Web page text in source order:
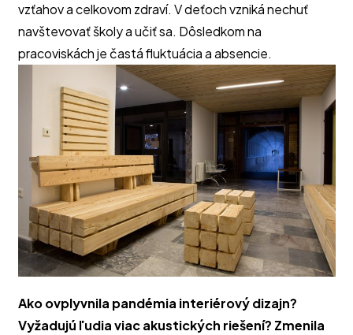
vzťahov a celkovom zdraví. V deťoch vzniká nechuť
navštevovať školy a učiť sa. Dôsledkom na
pracoviskách je častá fluktuácia a absencie.
Ako ovplyvnila pandémia interiérový dizajn?
Vyžadujú ľudia viac akustických riešení? Zmenila